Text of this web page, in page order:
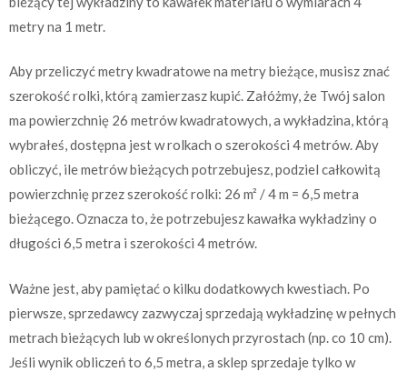
metry na 1 metr.
Aby przeliczyć metry kwadratowe na metry bieżące, musisz znać
szerokość rolki, którą zamierzasz kupić. Załóżmy, że Twój salon
ma powierzchnię 26 metrów kwadratowych, a wykładzina, którą
wybrałeś, dostępna jest w rolkach o szerokości 4 metrów. Aby
obliczyć, ile metrów bieżących potrzebujesz, podziel całkowitą
powierzchnię przez szerokość rolki: 26 m² / 4 m = 6,5 metra
bieżącego. Oznacza to, że potrzebujesz kawałka wykładziny o
długości 6,5 metra i szerokości 4 metrów.
Ważne jest, aby pamiętać o kilku dodatkowych kwestiach. Po
pierwsze, sprzedawcy zazwyczaj sprzedają wykładzinę w pełnych
metrach bieżących lub w określonych przyrostach (np. co 10 cm).
Jeśli wynik obliczeń to 6,5 metra, a sklep sprzedaje tylko w